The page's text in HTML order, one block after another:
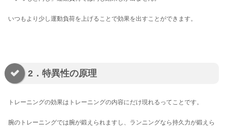
いつもより少し運動負荷を上げることで効果を出すことができます。
2．特異性の原理
トレーニングの効果はトレーニングの内容にだけ現れるってことです。
腕のトレーニングでは腕が鍛えられますし、ランニングなら持久力が鍛えら